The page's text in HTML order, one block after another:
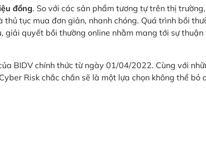
đồng. So với các sản phẩm tương tự trên thị
tục mua đơn giản, nhanh chóng. Quá trình bồi
giải quyết bồi thường online nhằm mang tới sự
BIDV chính thức từ ngày 01/04/2022. Cùng với
Risk chắc chắn sẽ là một lựa chọn không thể bỏ